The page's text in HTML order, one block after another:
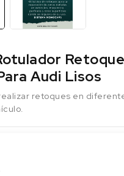
Audi Lisos
retoques en